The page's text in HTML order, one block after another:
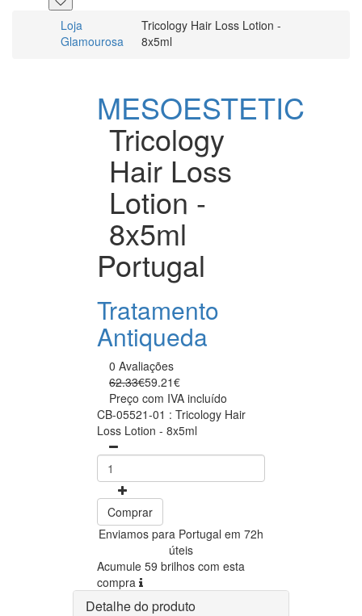
Loja
Glamourosa
Tricology Hair Loss Lotion -
8x5ml
MESOESTETIC
Tricology
Hair Loss
Lotion -
8x5ml
Portugal
Tratamento
Antiqueda
0 Avaliações
62.33€59.21€
Preço com IVA incluído
CB-05521-01 : Tricology Hair
Loss Lotion - 8x5ml
Comprar
Enviamos para Portugal em 72h
úteis
Acumule 59 brilhos com esta
compra
Detalhe do produto